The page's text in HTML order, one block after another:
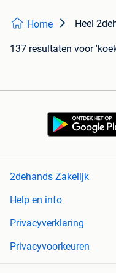
Home Heel
137 resultaten voor
2dehands Zakelijk
Help en info
Privacyverklaring
Privacyvoorkeuren